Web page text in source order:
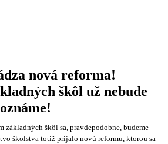
nová reforma!
škôl už nebude
základných škôl sa, pravdepodobne, budeme
školstva totiž prijalo novú reformu, ktorou sa